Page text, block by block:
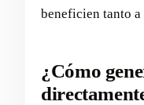
beneficien tanto a
¿Cómo